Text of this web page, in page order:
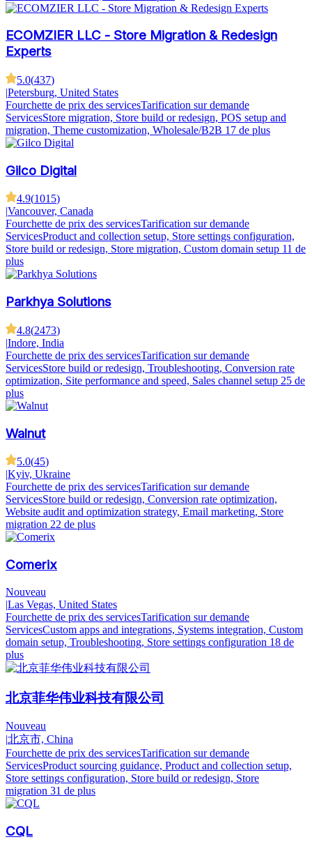
ECOMZIER LLC - Store Migration & Redesign
Experts
5.0(437)
|Petersburg, United States
Fourchette de prix des servicesTarification sur demande
ServicesStore migration, Store build or redesign, POS setup and
migration, Theme customization, Wholesale/B2B 17 de plus
Gilco Digital
4.9(1015)
Vancouver, Canada
Fourchette de prix des servicesTarification sur demande
ServicesProduct and collection setup, Store settings configuration,
Store build or redesign, Store migration, Custom domain setup 11 de
plus
Parkhya Solutions
4.8(2473)
|Indore, India
Fourchette de prix des servicesTarification sur demande
ServicesStore build or redesign, Troubleshooting, Conversion rate
optimization, Site performance and speed, Sales channel setup 25 de
plus
Walnut
5.0(45)
|Kyiv, Ukraine
Fourchette de prix des servicesTarification sur demande
ServicesStore build or redesign, Conversion rate optimization,
Website audit and optimization strategy, Email marketing, Store
migration 22 de plus
Comerix
Nouveau
|Las Vegas, United States
Fourchette de prix des servicesTarification sur demande
ServicesCustom apps and integrations, Systems integration, Custom
domain setup, Troubleshooting, Store settings configuration 18 de
plus
北京菲华伟业科技有限公司
Nouveau
|北京市, China
Fourchette de prix des servicesTarification sur demande
ServicesProduct sourcing guidance, Product and collection setup,
Store settings configuration, Store build or redesign, Store
migration 31 de plus
CQL